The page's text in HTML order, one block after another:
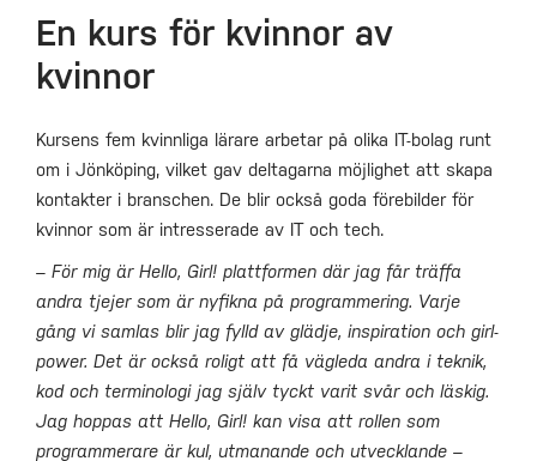
En kurs för kvinnor av
kvinnor
Kursens fem kvinnliga lärare arbetar på olika IT-bolag runt
om i Jönköping, vilket gav deltagarna möjlighet att skapa
kontakter i branschen. De blir också goda förebilder för
kvinnor som är intresserade av IT och tech.
– För mig är Hello, Girl! plattformen där jag får träffa
andra tjejer som är nyfikna på programmering. Varje
gång vi samlas blir jag fylld av glädje, inspiration och girl-
power. Det är också roligt att få vägleda andra i teknik,
kod och terminologi jag själv tyckt varit svår och läskig.
Jag hoppas att Hello, Girl! kan visa att rollen som
programmerare är kul, utmanande och utvecklande –